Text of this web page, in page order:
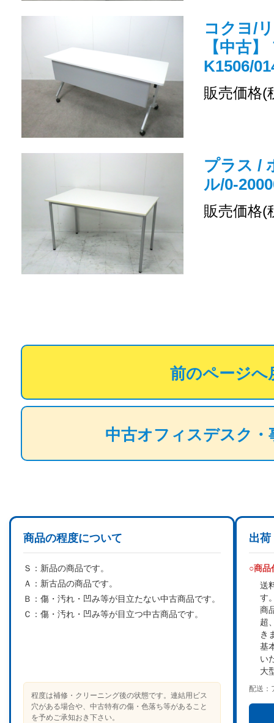
コクヨ/
【中古
K1506/
販売価格(
プラス /
ル/0-
販売価格(
前のページへ
中古オフィスデスク・
商品の程度について
Ｓ： 新品の商品です。
Ａ： 新古品の商品です。
Ｂ： 傷・汚れ・凹み等が目立たない中古商品です。
Ｃ： 傷・汚れ・凹み等が目立つ中古商品です。
程度は補修・クリーニング後の状態です。連結用ビス
穴がある場合や、中古特有の傷・色落ち等があること
を予めご承知おき下さい。
出荷
○商品
送
す
商
超
き
基
い
大
配送：